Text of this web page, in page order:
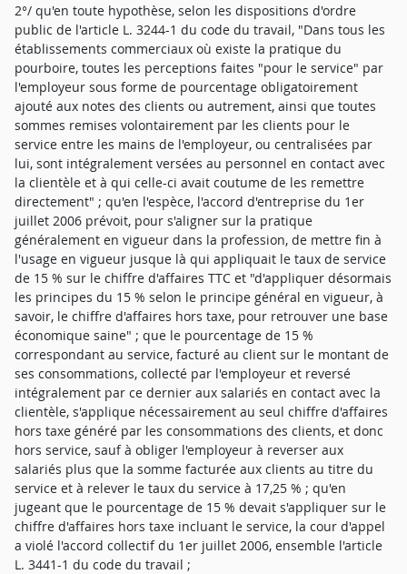
2°/ qu'en toute hypothèse, selon les dispositions d'ordre
public de l'article L. 3244-1 du code du travail, "Dans tous les
établissements commerciaux où existe la pratique du
pourboire, toutes les perceptions faites "pour le service" par
l'employeur sous forme de pourcentage obligatoirement
ajouté aux notes des clients ou autrement, ainsi que toutes
sommes remises volontairement par les clients pour le
service entre les mains de l'employeur, ou centralisées par
lui, sont intégralement versées au personnel en contact avec
la clientèle et à qui celle-ci avait coutume de les remettre
directement" ; qu'en l'espèce, l'accord d'entreprise du 1er
juillet 2006 prévoit, pour s'aligner sur la pratique
généralement en vigueur dans la profession, de mettre fin à
l'usage en vigueur jusque là qui appliquait le taux de service
de 15 % sur le chiffre d'affaires TTC et "d'appliquer désormais
les principes du 15 % selon le principe général en vigueur, à
savoir, le chiffre d'affaires hors taxe, pour retrouver une base
économique saine" ; que le pourcentage de 15 %
correspondant au service, facturé au client sur le montant de
ses consommations, collecté par l'employeur et reversé
intégralement par ce dernier aux salariés en contact avec la
clientèle, s'applique nécessairement au seul chiffre d'affaires
hors taxe généré par les consommations des clients, et donc
hors service, sauf à obliger l'employeur à reverser aux
salariés plus que la somme facturée aux clients au titre du
service et à relever le taux du service à 17,25 % ; qu'en
jugeant que le pourcentage de 15 % devait s'appliquer sur le
chiffre d'affaires hors taxe incluant le service, la cour d'appel
a violé l'accord collectif du 1er juillet 2006, ensemble l'article
L. 3441-1 du code du travail ;